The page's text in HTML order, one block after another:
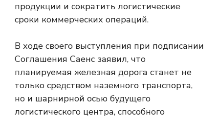
продукции и сократить логистические
сроки коммерческих операций.
В ходе своего выступления при подписании
Соглашения Саенс заявил, что
планируемая железная дорога станет не
только средством наземного транспорта,
но и шарнирной осью будущего
логистического центра, способного